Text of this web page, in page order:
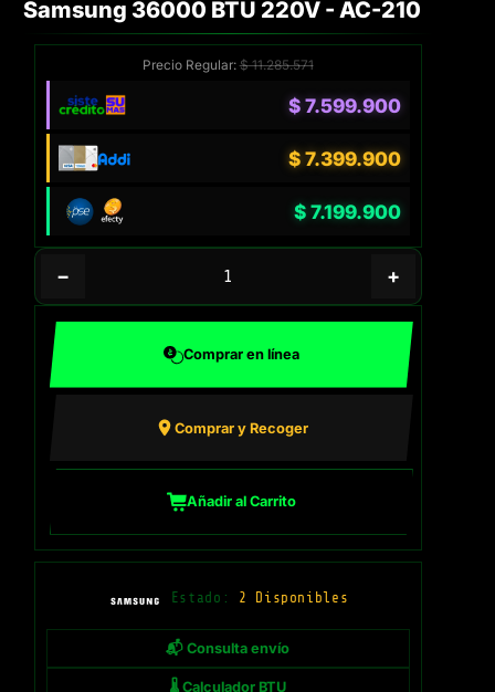
Samsung 36000 BTU 220V - AC-210
Precio Regular:$11.285.571
$7.599.900
$7.399.900
$7.199.900
− +
Comprar en línea
Comprar y Recoger
Añadir al Carrito
Estado: 2 Disponibles
📬 Consulta envío
🌡 Calculador BTU